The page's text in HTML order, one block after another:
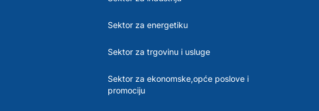
Sektor za energetiku
Sektor za trgovinu i usluge
Sektor za ekonomske,opće poslove i
promociju